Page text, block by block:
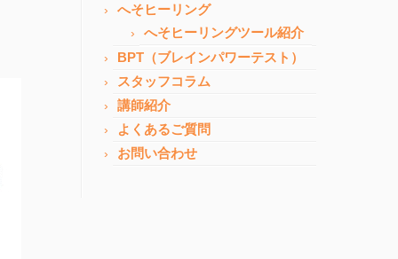
へそヒーリング
へそヒーリングツール紹介
BPT（ブレインパワーテスト）
スタッフコラム
講師紹介
よくあるご質問
お問い合わせ